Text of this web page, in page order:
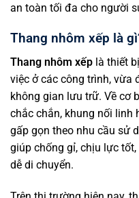
an toàn tối đa cho người
Thang nhôm xếp là
Thang nhôm xếp là thiết
việc ở các công trình, vừa
không gian lưu trữ. Về cơ
chắc chắn, khung nối linh
gấp gọn theo nhu cầu sử
giúp chống gỉ, chịu lực
dễ di chuyển.